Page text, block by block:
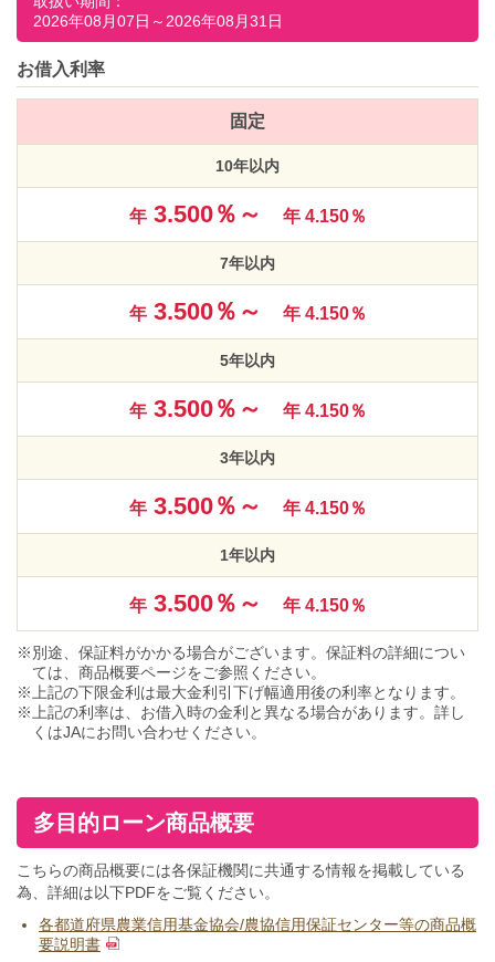
2026年08月07日～2026年08月31日
お借入利率
固定
10年以内
年3.500％～ 年 4.150％
7年以内
年3.500％～ 年 4.150％
5年以内
年3.500％～ 年 4.150％
3年以内
年3.500％～ 年 4.150％
1年以内
年3.500％～ 年 4.150％
別途、保証料がかかる場合がございます。保証料の詳細につい
ては、商品概要ページをご参照ください。
上記の下限金利は最大金利引下げ幅適用後の利率となります。
上記の利率は、お借入時の金利と異なる場合があります。詳し
くはJAにお問い合わせください。
多目的ローン商品概要
こちらの商品概要には各保証機関に共通する情報を掲載している
為、詳細は以下PDFをご覧ください。
各都道府県農業信用基金協会/農協信用保証センター等の商品概
要説明書